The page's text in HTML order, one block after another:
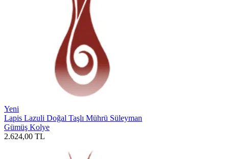
Yeni
Lapis Lazuli Doğal Taşlı Mührü Süleyman
Gümüş Kolye
2.624,00 TL